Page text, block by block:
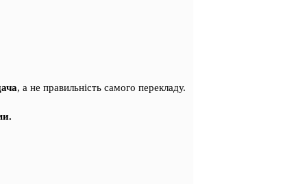
, а не правильність самого перекладу.